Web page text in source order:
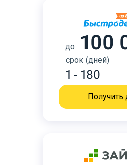
до 100
срок (дней)
1 - 180
Получить